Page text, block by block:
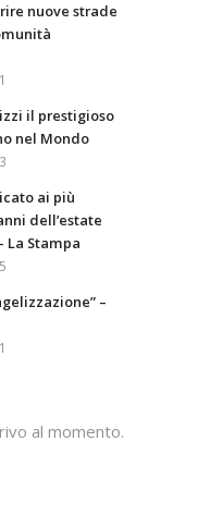
nuove strade
il prestigioso
nel Mondo
ai più
dell’estate
La Stampa
–
al momento.